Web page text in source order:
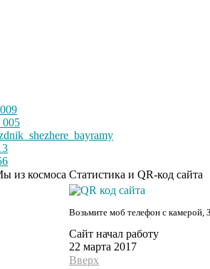
из космоса Статистика и QR-код сайта
Возьмите моб телефон с камерой,
Сайт начал работу
22 марта 2017
Вверх